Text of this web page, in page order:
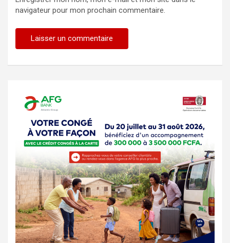
navigateur pour mon prochain commentaire.